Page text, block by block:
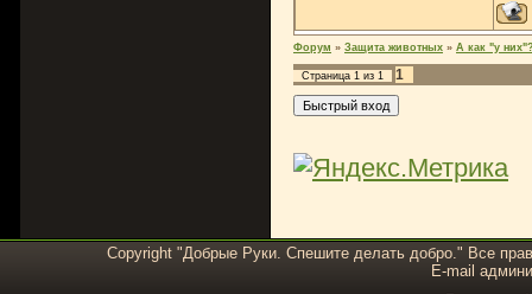
Форум » Защита животных » А как "у
Страница 1 из 1 1
Copyright "Добрые Руки. Спешите делать добро." Все
E-mail